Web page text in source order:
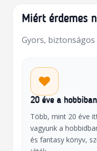
Miért érdemes
Gyors, biztonságos
20 éve a hobbiban
Több, mint 20 éve
vagyunk a
és fantasy könyv,